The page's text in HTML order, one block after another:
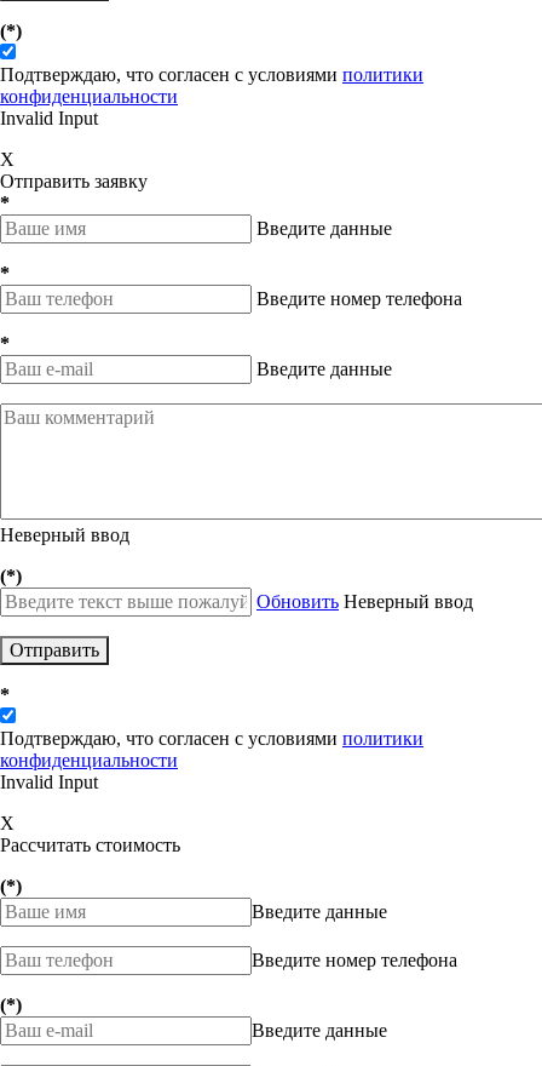
(*)
Подтверждаю, что согласен с условиями политики
конфиденциальности
Invalid Input
X
Отправить заявку
*
Введите данные
*
Введите номер телефона
*
Введите данные
Неверный ввод
(*)
Обновить Неверный ввод
Отправить
*
Подтверждаю, что согласен с условиями политики
конфиденциальности
Invalid Input
X
Рассчитать стоимость
(*)
Введите данные
Введите номер телефона
(*)
Введите данные